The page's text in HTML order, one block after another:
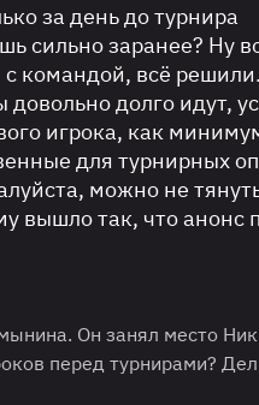
за день до турнира
сильно заранее? Ну
с командой, всё
довольно долго идут,
игрока, как
для турнирных
можно не
вышло так, что анонс
Он занял место
перед турнирами?